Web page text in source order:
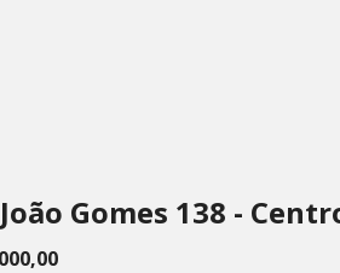
Gomes 138 -